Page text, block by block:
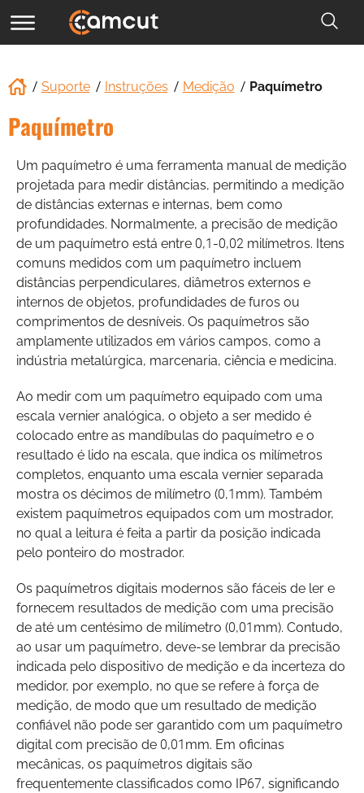
Suporte Instruções Medição Paquímetro
Paquímetro
Um paquímetro é uma ferramenta manual de medição
projetada para medir distâncias, permitindo a medição
de distâncias externas e internas, bem como
profundidades. Normalmente, a precisão de medição
de um paquímetro está entre 0,1-0,02 milímetros. Itens
comuns medidos com um paquímetro incluem
distâncias perpendiculares, diâmetros externos e
internos de objetos, profundidades de furos ou
comprimentos de desníveis. Os paquímetros são
amplamente utilizados em vários campos, como a
indústria metalúrgica, marcenaria, ciência e medicina.
Ao medir com um paquímetro equipado com uma
escala vernier analógica, o objeto a ser medido é
colocado entre as mandíbulas do paquímetro e o
resultado é lido na escala, que indica os milímetros
completos, enquanto uma escala vernier separada
mostra os décimos de milímetro (0,1mm). Também
existem paquímetros equipados com um mostrador,
no qual a leitura é feita a partir da posição indicada
pelo ponteiro do mostrador.
Os paquímetros digitais modernos são fáceis de ler e
fornecem resultados de medição com uma precisão
de até um centésimo de milímetro (0,01mm). Contudo,
ao usar um paquímetro, deve-se lembrar da precisão
indicada pelo dispositivo de medição e da incerteza do
medidor, por exemplo, no que se refere à força de
medição, de modo que um resultado de medição
confiável não pode ser garantido com um paquímetro
digital com precisão de 0,01mm. Em oficinas
mecânicas, os paquímetros digitais são
frequentemente classificados como IP67, significando